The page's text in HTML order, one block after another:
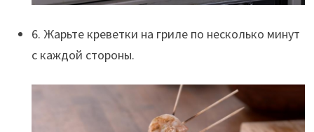
6. Жарьте креветки на гриле по несколько минут
с каждой стороны.